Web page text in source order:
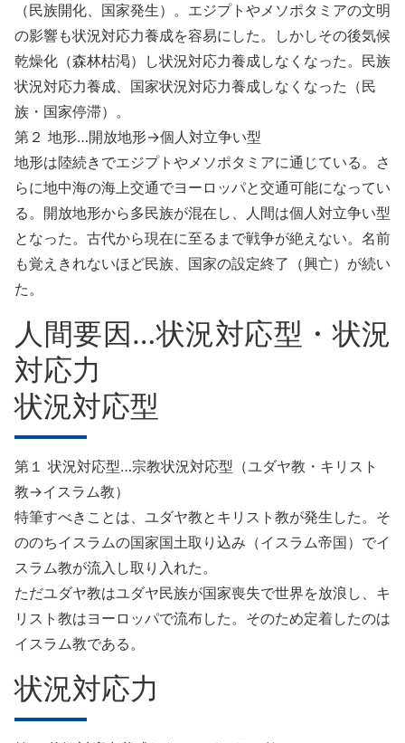
（民族開化、国家発生）。エジプトやメソポタミアの文明
の影響も状況対応力養成を容易にした。しかしその後気候
乾燥化（森林枯渇）し状況対応力養成しなくなった。民族
状況対応力養成、国家状況対応力養成しなくなった（民
族・国家停滞）。
第２ 地形…開放地形→個人対立争い型
地形は陸続きでエジプトやメソポタミアに通じている。さ
らに地中海の海上交通でヨーロッパと交通可能になってい
る。開放地形から多民族が混在し、人間は個人対立争い型
となった。古代から現在に至るまで戦争が絶えない。名前
も覚えきれないほど民族、国家の設定終了（興亡）が続い
た。
人間要因…状況対応型・状況
対応力
状況対応型
第１ 状況対応型…宗教状況対応型（ユダヤ教・キリスト
教→イスラム教）
特筆すべきことは、ユダヤ教とキリスト教が発生した。そ
ののちイスラムの国家国土取り込み（イスラム帝国）でイ
スラム教が流入し取り入れた。
ただユダヤ教はユダヤ民族が国家喪失で世界を放浪し、キ
リスト教はヨーロッパで流布した。そのため定着したのは
イスラム教である。
状況対応力